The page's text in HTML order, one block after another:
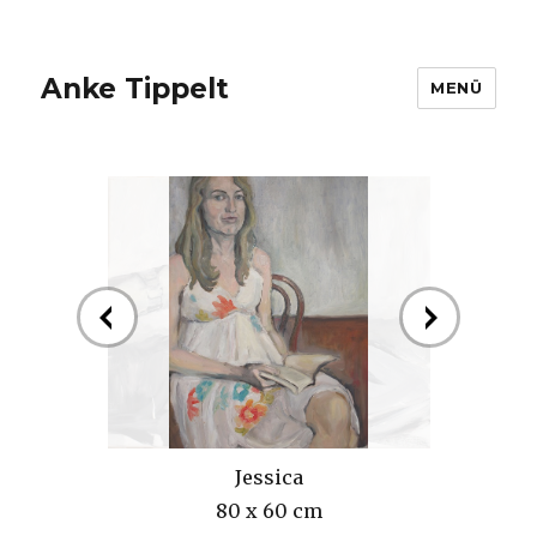
Anke Tippelt MENÜ
Jessica
80 x 60 cm